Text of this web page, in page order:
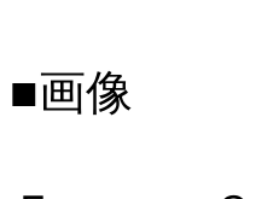
■画像